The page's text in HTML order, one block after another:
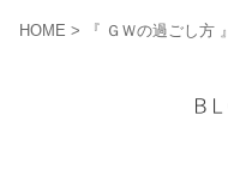
HOME > 『 ＧＷの過ごし方 』